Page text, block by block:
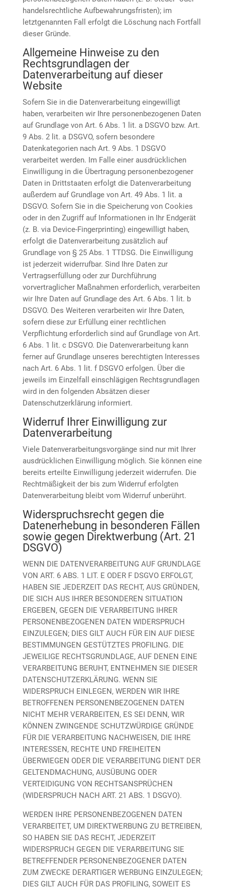
handelsrechtliche Aufbewahrungsfristen); im
letztgenannten Fall erfolgt die Löschung nach Fortfall
dieser Gründe.
Allgemeine Hinweise zu den
Rechtsgrundlagen der
Datenverarbeitung auf dieser
Website
Sofern Sie in die Datenverarbeitung eingewilligt
haben, verarbeiten wir Ihre personenbezogenen Daten
auf Grundlage von Art. 6 Abs. 1 lit. a DSGVO bzw. Art.
9 Abs. 2 lit. a DSGVO, sofern besondere
Datenkategorien nach Art. 9 Abs. 1 DSGVO
verarbeitet werden. Im Falle einer ausdrücklichen
Einwilligung in die Übertragung personenbezogener
Daten in Drittstaaten erfolgt die Datenverarbeitung
außerdem auf Grundlage von Art. 49 Abs. 1 lit. a
DSGVO. Sofern Sie in die Speicherung von Cookies
oder in den Zugriff auf Informationen in Ihr Endgerät
(z. B. via Device-Fingerprinting) eingewilligt haben,
erfolgt die Datenverarbeitung zusätzlich auf
Grundlage von § 25 Abs. 1 TTDSG. Die Einwilligung
ist jederzeit widerrufbar. Sind Ihre Daten zur
Vertragserfüllung oder zur Durchführung
vorvertraglicher Maßnahmen erforderlich, verarbeiten
wir Ihre Daten auf Grundlage des Art. 6 Abs. 1 lit. b
DSGVO. Des Weiteren verarbeiten wir Ihre Daten,
sofern diese zur Erfüllung einer rechtlichen
Verpflichtung erforderlich sind auf Grundlage von Art.
6 Abs. 1 lit. c DSGVO. Die Datenverarbeitung kann
ferner auf Grundlage unseres berechtigten Interesses
nach Art. 6 Abs. 1 lit. f DSGVO erfolgen. Über die
jeweils im Einzelfall einschlägigen Rechtsgrundlagen
wird in den folgenden Absätzen dieser
Datenschutzerklärung informiert.
Widerruf Ihrer Einwilligung zur
Datenverarbeitung
Viele Datenverarbeitungsvorgänge sind nur mit Ihrer
ausdrücklichen Einwilligung möglich. Sie können eine
bereits erteilte Einwilligung jederzeit widerrufen. Die
Rechtmäßigkeit der bis zum Widerruf erfolgten
Datenverarbeitung bleibt vom Widerruf unberührt.
Widerspruchsrecht gegen die
Datenerhebung in besonderen Fällen
sowie gegen Direktwerbung (Art. 21
DSGVO)
WENN DIE DATENVERARBEITUNG AUF GRUNDLAGE
VON ART. 6 ABS. 1 LIT. E ODER F DSGVO ERFOLGT,
HABEN SIE JEDERZEIT DAS RECHT, AUS GRÜNDEN,
DIE SICH AUS IHRER BESONDEREN SITUATION
ERGEBEN, GEGEN DIE VERARBEITUNG IHRER
PERSONENBEZOGENEN DATEN WIDERSPRUCH
EINZULEGEN; DIES GILT AUCH FÜR EIN AUF DIESE
BESTIMMUNGEN GESTÜTZTES PROFILING. DIE
JEWEILIGE RECHTSGRUNDLAGE, AUF DENEN EINE
VERARBEITUNG BERUHT, ENTNEHMEN SIE DIESER
DATENSCHUTZERKLÄRUNG. WENN SIE
WIDERSPRUCH EINLEGEN, WERDEN WIR IHRE
BETROFFENEN PERSONENBEZOGENEN DATEN
NICHT MEHR VERARBEITEN, ES SEI DENN, WIR
KÖNNEN ZWINGENDE SCHUTZWÜRDIGE GRÜNDE
FÜR DIE VERARBEITUNG NACHWEISEN, DIE IHRE
INTERESSEN, RECHTE UND FREIHEITEN
ÜBERWIEGEN ODER DIE VERARBEITUNG DIENT DER
GELTENDMACHUNG, AUSÜBUNG ODER
VERTEIDIGUNG VON RECHTSANSPRÜCHEN
(WIDERSPRUCH NACH ART. 21 ABS. 1 DSGVO).
WERDEN IHRE PERSONENBEZOGENEN DATEN
VERARBEITET, UM DIREKTWERBUNG ZU BETREIBEN,
SO HABEN SIE DAS RECHT, JEDERZEIT
WIDERSPRUCH GEGEN DIE VERARBEITUNG SIE
BETREFFENDER PERSONENBEZOGENER DATEN
ZUM ZWECKE DERARTIGER WERBUNG EINZULEGEN;
DIES GILT AUCH FÜR DAS PROFILING, SOWEIT ES